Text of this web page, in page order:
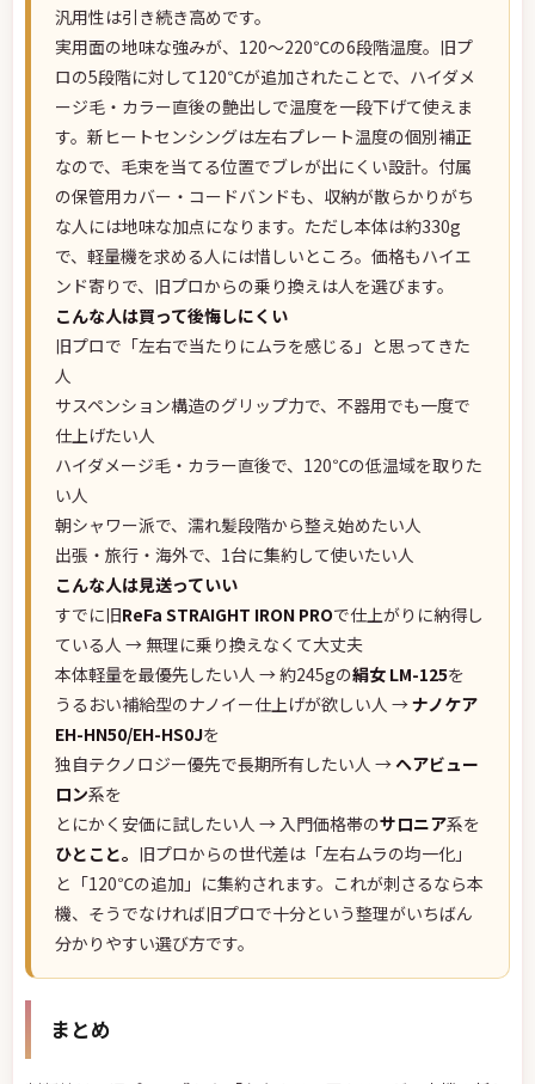
汎用性は引き続き高めです。
実用面の地味な強みが、120〜220℃の6段階温度。旧プ
ロの5段階に対して120℃が追加されたことで、ハイダメ
ージ毛・カラー直後の艶出しで温度を一段下げて使えま
す。新ヒートセンシングは左右プレート温度の個別補正
なので、毛束を当てる位置でブレが出にくい設計。付属
の保管用カバー・コードバンドも、収納が散らかりがち
な人には地味な加点になります。ただし本体は約330g
で、軽量機を求める人には惜しいところ。価格もハイエ
ンド寄りで、旧プロからの乗り換えは人を選びます。
こんな人は買って後悔しにくい
旧プロで「左右で当たりにムラを感じる」と思ってきた
人
サスペンション構造のグリップ力で、不器用でも一度で
仕上げたい人
ハイダメージ毛・カラー直後で、120℃の低温域を取りた
い人
朝シャワー派で、濡れ髪段階から整え始めたい人
出張・旅行・海外で、1台に集約して使いたい人
こんな人は見送っていい
すでに旧ReFa STRAIGHT IRON PROで仕上がりに納得し
ている人 → 無理に乗り換えなくて大丈夫
本体軽量を最優先したい人 → 約245gの絹女 LM-125を
うるおい補給型のナノイー仕上げが欲しい人 →ナノケア
EH-HN50/EH-HS0Jを
独自テクノロジー優先で長期所有したい人 →ヘアビュー
ロン系を
とにかく安価に試したい人 → 入門価格帯のサロニア系を
ひとこと。 旧プロからの世代差は「左右ムラの均一化」
と「120℃の追加」に集約されます。これが刺さるなら本
機、そうでなければ旧プロで十分という整理がいちばん
分かりやすい選び方です。
まとめ